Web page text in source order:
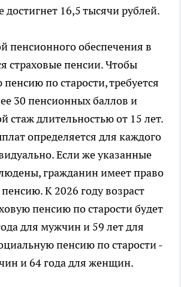
достигнет 16,5 тысячи рублей.
пенсионного обеспечения в
страховые пенсии. Чтобы
по старости, требуется
30 пенсионных баллов и
стаж длительностью от 15 лет.
определяется для каждого
Если же указанные
гражданин имеет право
К 2026 году возраст
пенсию по старости будет
для мужчин и 59 лет для
пенсию по старости -
и 64 года для женщин.